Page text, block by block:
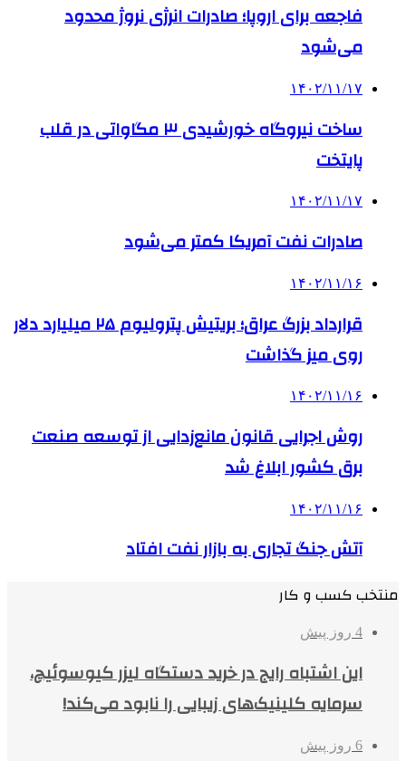
فاجعه برای اروپا؛ صادرات انرژی نروژ محدود
می‌شود
۱۴۰۲/۱۱/۱۷
ساخت نیروگاه خورشیدی ۳ مگاواتی در قلب
پایتخت
۱۴۰۲/۱۱/۱۷
صادرات نفت آمریکا کمتر می‌شود
۱۴۰۲/۱۱/۱۶
قرارداد بزرگ عراق؛ بریتیش پترولیوم ۲۵ میلیارد دلار
روی میز گذاشت
۱۴۰۲/۱۱/۱۶
روش اجرایی قانون مانع‌زدایی از توسعه صنعت
برق کشور ابلاغ شد
۱۴۰۲/۱۱/۱۶
آتش جنگ تجاری به بازار نفت افتاد
منتخب کسب و کار
4 روز پیش
این اشتباه رایج در خرید دستگاه لیزر کیوسوئیچ،
سرمایه کلینیک‌های زیبایی را نابود می‌کند!
6 روز پیش